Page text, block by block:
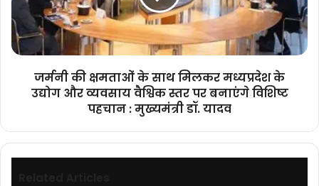
मध्यप्रदेश
के
उद्योग
व्यवसाय
बनाएंगे
विशिष्ट
जर्मनी की क्षमताओं के साथ मिलकर मध्यप्रदेश के
उद्योग और व्यवसाय वैश्विक स्तर पर बनाएंगे विशिष्ट
पहचान : मुख्यमंत्री डॉ. यादव